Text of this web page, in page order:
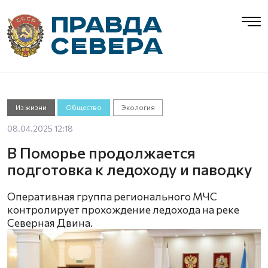
Из жизни Общество Экология
08.04.2025 12:18
В Поморье продолжается
подготовка к ледоходу и паводку
Оперативная группа регионального МЧС
контролирует прохождение ледохода на реке
Северная Двина.